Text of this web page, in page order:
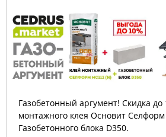
Газобетонный аргумент! Скидка до
монтажного клея Основит
Газобетонного блока D350.